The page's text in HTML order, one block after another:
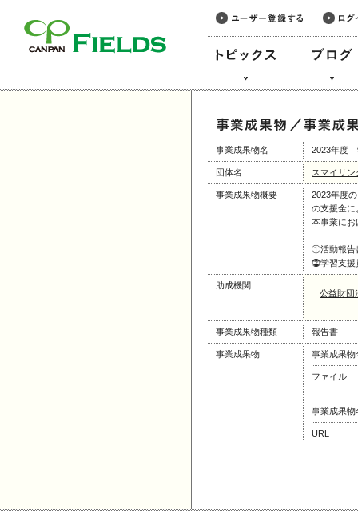
事業成果物名 2023年度
団体名 スマイリ
事業成果物概要
2023年度
の支援金に
本事業にお
①活動報告
⓶学習支援
助成機関
公益財団
事業成果物種類 報告書
事業成果物 事業成果物
ファイル
事業成果物
URL